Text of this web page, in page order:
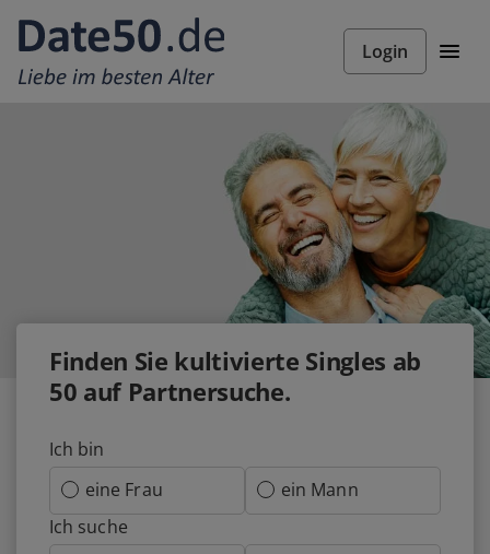
Login
Finden Sie kultivierte Singles ab
50 auf Partnersuche.
Ich bin
eine Frau
ein Mann
Ich suche